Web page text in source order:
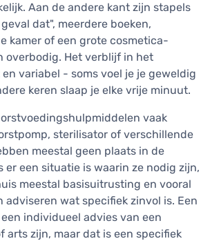
Aan de andere kant zijn stapels
dat", meerdere boeken,
kamer of een grote cosmetica-
overbodig. Het verblijf in het
variabel - soms voel je je geweldig
keren slaap je elke vrije minuut.
vaak
sterilisator of verschillende
meestal geen plaats in de
er een situatie is waarin ze nodig zijn,
meestal basisuitrusting en vooral
adviseren wat specifiek zinvol is. Een
individueel advies van een
arts zijn, maar dat is een specifiek